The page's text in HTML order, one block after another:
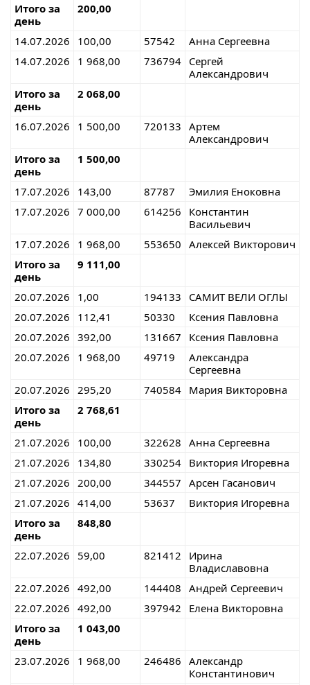
Итого за
день
200,00
14.07.2026 100,00 57542
Анна Сергеевна
14.07.2026
1 968,00 736794
Сергей
Александрович
Итого за
день
2 068,00
16.07.2026 1 500,00 720133 Артем
Александрович
Итого за
день
1 500,00
17.07.2026 143,00 87787
Эмилия Еноковна
17.07.2026 7 000,00 614256
Константин
Васильевич
17.07.2026
1 968,00 553650 Алексей Викторович
Итого за
день
9 111,00
20.07.2026 1,00 194133
САМИТ ВЕЛИ ОГЛЫ
20.07.2026
112,41 50330
Ксения Павловна
20.07.2026 392,00 131667
Ксения Павловна
20.07.2026
1 968,00 49719
Александра
Сергеевна
20.07.2026
295,20 740584
Мария Викторовна
Итого за
день
2 768,61
21.07.2026 100,00 322628 Анна Сергеевна
21.07.2026
134,80 330254
Виктория Игоревна
21.07.2026
200,00 344557 Арсен Гасанович
21.07.2026 414,00 53637
Виктория Игоревна
Итого за
день
848,80
22.07.2026 59,00 821412
Ирина
Владиславовна
22.07.2026 492,00 144408 Андрей Сергеевич
22.07.2026 492,00 397942
Елена Викторовна
Итого за
день
1 043,00
23.07.2026 1 968,00 246486 Александр
Константинович